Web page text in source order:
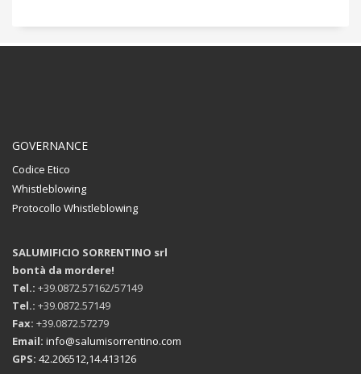
GOVERNANCE
Codice Etico
Whistleblowing
Protocollo Whistleblowing
SALUMIFICIO SORRENTINO srl
bontà da mordere!
Tel.: +39.0872.57162/57149
Tel.: +39.0872.57149
Fax: +39.0872.57279
Email: info@salumisorrentino.com
GPS: 42.206512,14.413126